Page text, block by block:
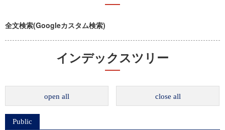
全文検索(Googleカスタム検索)
インデックスツリー
open all close all
Public